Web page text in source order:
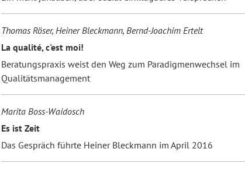
Thomas Röser, Heiner Bleckmann, Bernd-Joachim Ertelt
La qualité, c'est moi!
Beratungspraxis weist den Weg zum Paradigmenwechsel im
Qualitätsmanagement
Marita Boss-Waidosch
Es ist Zeit
Das Gespräch führte Heiner Bleckmann im April 2016